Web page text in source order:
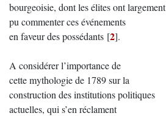
bourgeoisie, dont les élites ont largement
pu commenter ces événements
en faveur des possédants [2].
A considérer l’importance de
cette mythologie de 1789 sur la
construction des institutions politiques
actuelles, qui s’en réclament